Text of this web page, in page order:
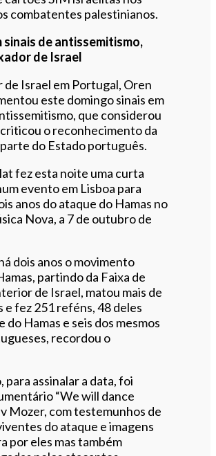
combatentes palestinianos.
de antissemitismo,
de Israel
de Israel em Portugal, Oren
este domingo sinais em
que considerou
o reconhecimento da
do Estado português.
fez esta noite uma curta
evento em Lisboa para
anos do ataque do Hamas no
Nova, a 7 de outubro de
dois anos o movimento
partindo da Faixa de
de Israel, matou mais de
e fez 251 reféns, 48 deles
do Hamas e seis dos mesmos
recordou o
para assinalar a data, foi
“We will dance
Mozer, com testemunhos de
do ataque e imagens
por eles mas também